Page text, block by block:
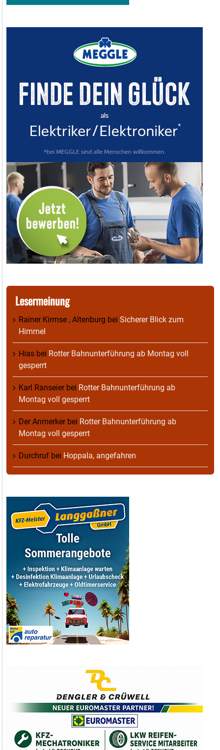
Lesermeinung
Rainer Kirmse , Altenburg bei Sicherer Blick zum
Himmel
Hias bei Rotter Bahnunterführung ab Montag voll
gesperrt
Karl Ranseierbei Rotter Bahnunterführung ab
Montag voll gesperrt
Der Anmerkerbei Rotter Bahnunterführung ab
Montag voll gesperrt
Durchruf bei Hoppala, angefahren